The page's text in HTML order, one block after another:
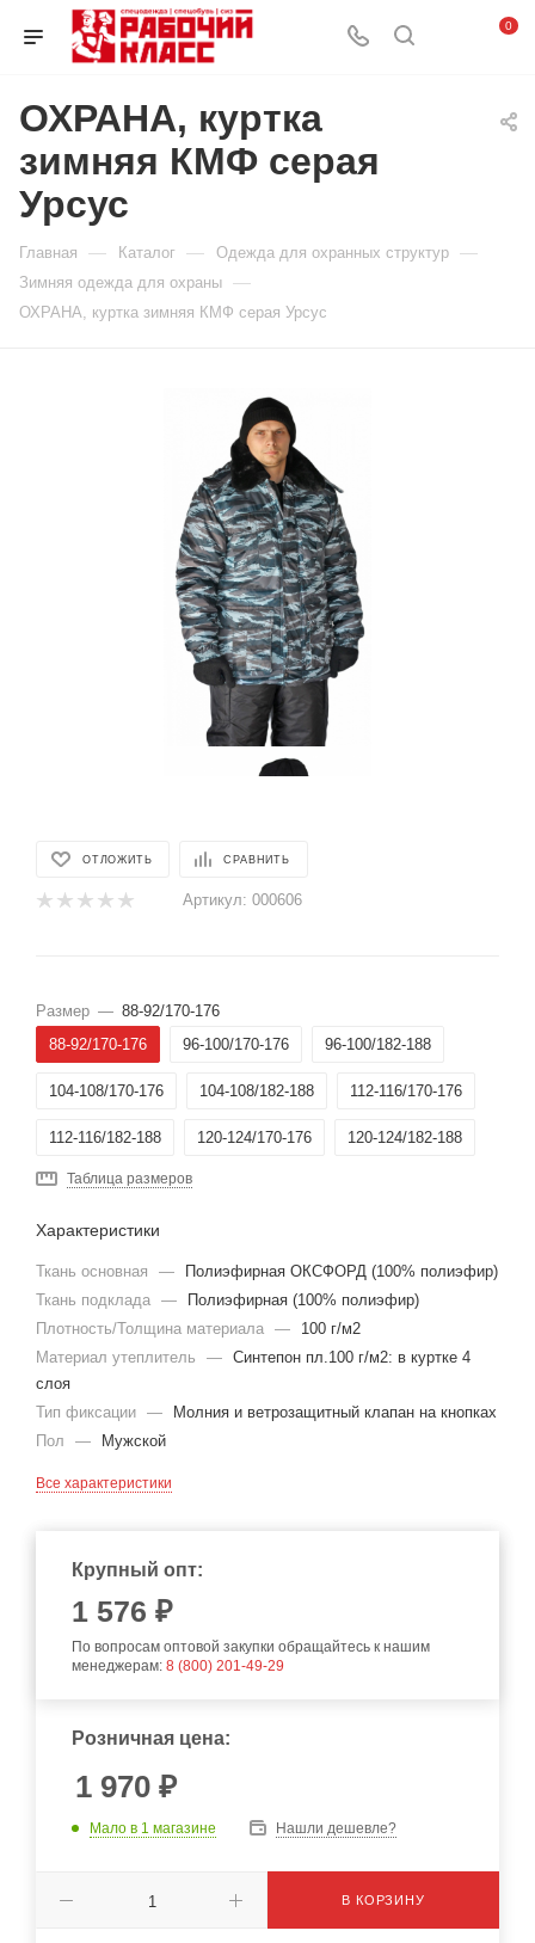
0
ОХРАНА, куртка
зимняя КМФ серая
Урсус
Главная — Каталог — Одежда для охранных структур —
Зимняя одежда для охраны —
ОХРАНА, куртка зимняя КМФ серая Урсус
ОТЛОЖИТЬ СРАВНИТЬ
Артикул: 000606
Размер — 88-92/170-176
88-92/170-176
96-100/170-176 96-100/182-188
104-108/170-176 104-108/182-188 112-116/170-176
112-116/182-188 120-124/170-176 120-124/182-188
Таблица размеров
Характеристики
Ткань основная —
Полиэфирная ОКСФОРД (100% полиэфир)
Ткань подклада —
Полиэфирная (100% полиэфир)
Плотность/Толщина материала —
100 г/м2
Материал утеплитель
— Синтепон пл.100 г/м2: в куртке 4
слоя
Тип фиксации —
Молния и ветрозащитный клапан на кнопках
Пол
— Мужской
Все характеристики
Крупный опт:
1 576 ₽
По вопросам оптовой закупки обращайтесь к нашим
менеджерам: 8 (800) 201-49-29
Розничная цена:
1 970 ₽
Мало в 1 магазине Нашли дешевле?
В КОРЗИНУ